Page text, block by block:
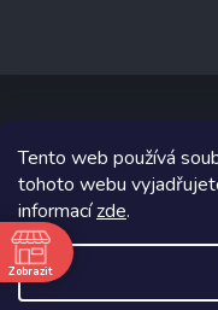
Tento web používá
tohoto webu
informacízde.
Copyright 2026
Grafický návrh vytvořil a
Zobrazit